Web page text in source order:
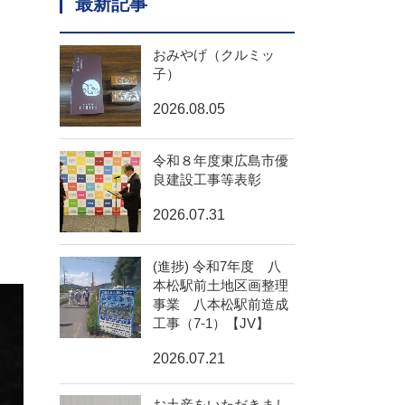
おみやげ（クルミッ
子）
2026.08.05
令和８年度東広島市優
良建設工事等表彰
2026.07.31
(進捗) 令和7年度 八
本松駅前土地区画整理
事業 八本松駅前造成
工事（7-1）【JV】
2026.07.21